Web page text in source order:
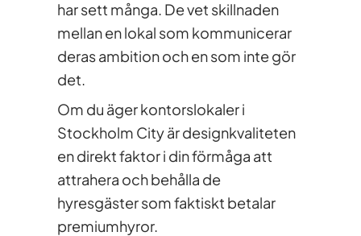
har sett många. De vet skillnaden
mellan en lokal som kommunicerar
deras ambition och en som inte gör
det.
Om du äger kontorslokaler i
Stockholm City är designkvaliteten
en direkt faktor i din förmåga att
attrahera och behålla de
hyresgäster som faktiskt betalar
premiumhyror.